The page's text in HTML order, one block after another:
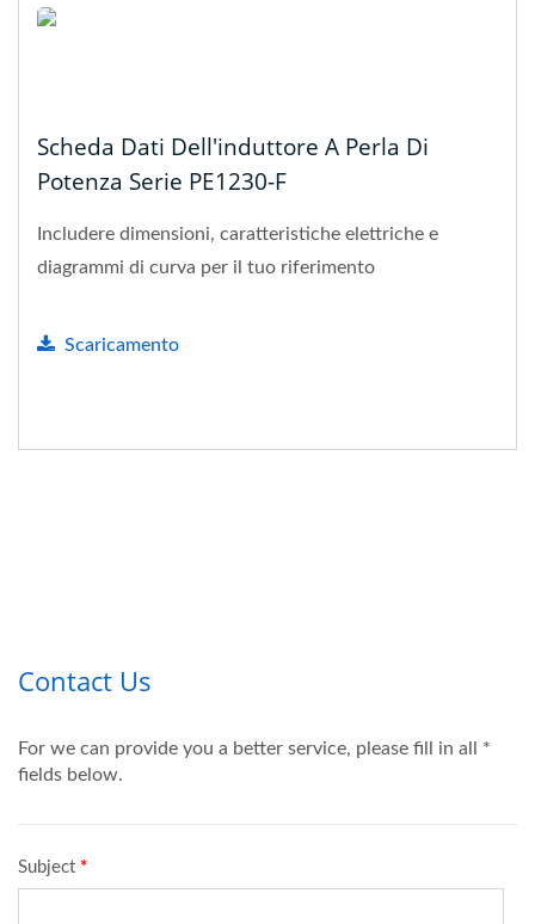
Scheda Dati Dell'induttore A Perla Di
Potenza Serie PE1230-F
Includere dimensioni, caratteristiche elettriche e
diagrammi di curva per il tuo riferimento
Scaricamento